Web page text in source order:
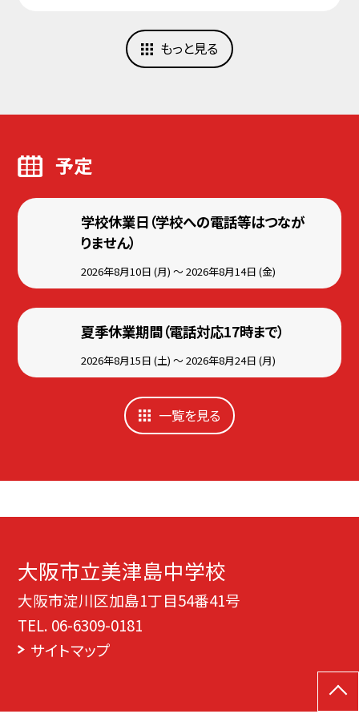
もっと見る
予定
学校休業日（学校への電話等はつなが
りません）
2026年8月10日 (月) ～ 2026年8月14日 (金)
夏季休業期間（電話対応17時まで）
2026年8月15日 (土) ～ 2026年8月24日 (月)
一覧を見る
大阪市立美津島中学校
大阪市淀川区加島1丁目54番41号
TEL. 06-6309-0181
サイトマップ